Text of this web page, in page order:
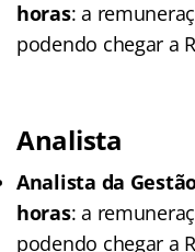
horas: a
podendo chegar a
Analista
Analista da
horas: a
podendo chegar a